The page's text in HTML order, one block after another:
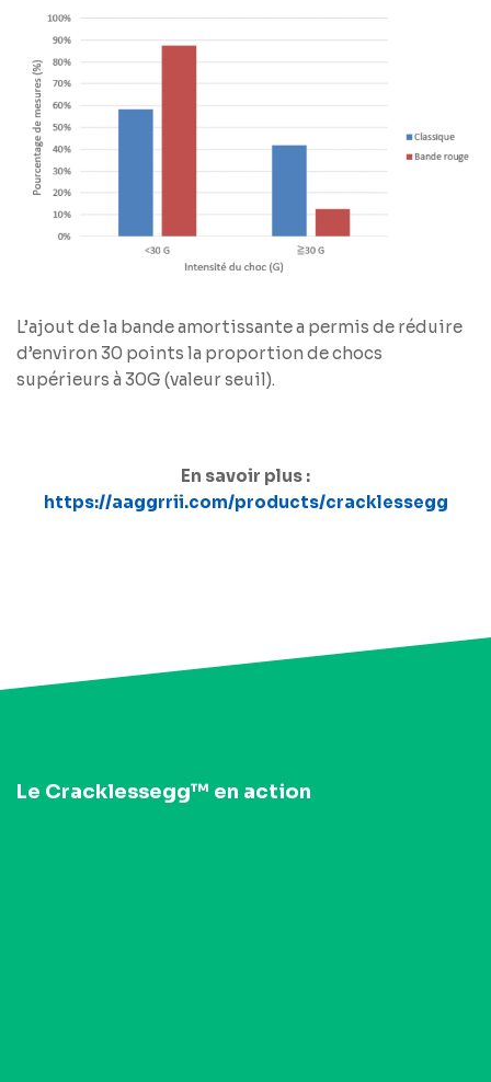
L’ajout de la bande amortissante a permis de réduire
d’environ 30 points la proportion de chocs
supérieurs à 30G (valeur seuil).
En savoir plus :
https://aaggrrii.com/products/cracklessegg
Le Cracklessegg™ en action